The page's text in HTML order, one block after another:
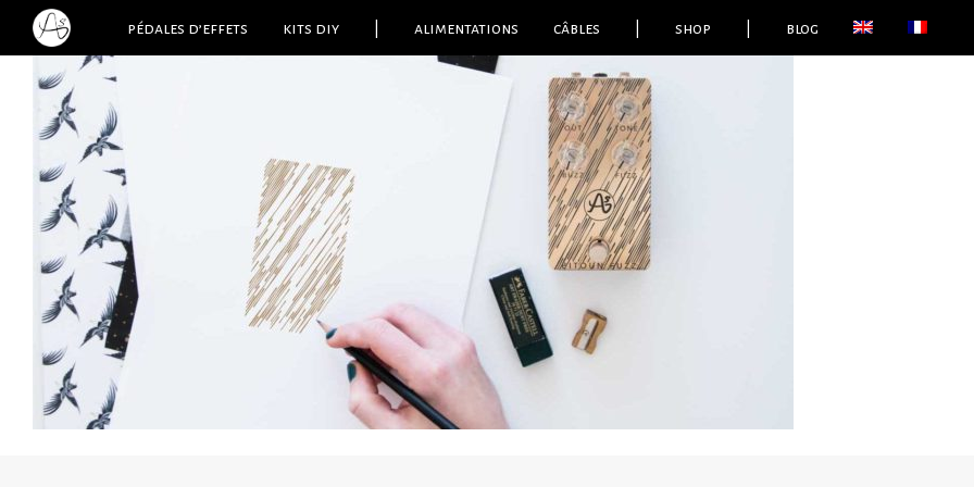
pédales d’effets kits diy alimentations câbles shop blog